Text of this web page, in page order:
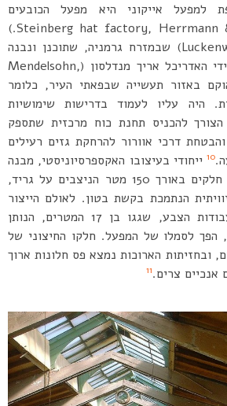
למפעל אייקוני היא מפעל הכובעים
סטיינברג-הרמן (Steinberg hat factory, Herrmann & Co.)
בעיר לוקנוולדה (Luckenwalde) שבמזרח גרמניה, שתוכנן ונבנה
בשנים 1921–1923 על ידי האדריכל אריך מנדלסון (Mendelsohn,
הוקם באזור תעשייה שבפאתי העיר, כלומר
היה עליו לעמוד בדרישות שימושיות
הצורך להכניס תחנת כוח מרכזית שתספק
דרכי אוורור להרחקת גזים רעילים
10ייחודי בעיצובו האקספרסיוניסטי, מבנה
המפעל מחולק לארבעה חלקים באורך 150 מטר הניצבים על גריד,
הנתמכת בקשת בטון. לאולם הייצור
המרכזי משיק מתחם עבודות הצבע, שגגו בן 17 המטרים, הנותן
הפך לסמלו של המפעל. חלקו החיצוני של
ובחזיתות הארוכות נמצא פס חלונות ארוך
אנכיים צרים.11